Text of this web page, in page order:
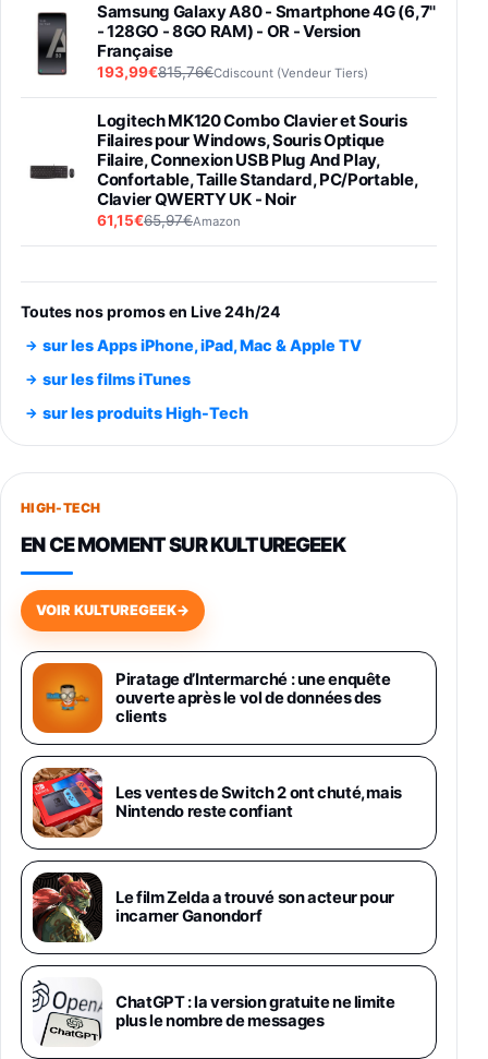
Samsung Galaxy A80 - Smartphone 4G (6,7''
- 128GO - 8GO RAM) - OR - Version
Française
193,99€815,76€Cdiscount (Vendeur Tiers)
Logitech MK120 Combo Clavier et Souris
Filaires pour Windows, Souris Optique
Filaire, Connexion USB Plug And Play,
Confortable, Taille Standard, PC/Portable,
Clavier QWERTY UK - Noir
61,15€65,97€Amazon
entraénement direct 3 vitesses (33-45-78
trs/min) avec pre-ampli intégré et port USB
Smartphone SAMSUNG Galaxy S26 Ultra
891,99€1199€Fnac (Vendeur Tiers)
Smartphone SAMSUNG Galaxy S26+ Violet
749,99€
648,63€834,71€
Samsung Galaxy Miracle Ultra, Smartphone
Android 5G avec Galaxy AI, 512 Go,
Chargeur Secteur Rapide 25W Inclus,
Smartphone déverrouillé, Noir, Version FR
1019€
Galaxy S26 Ultra 512 Go Bleu
1019€1399€ Fnac (Vendeur Tiers)
Galaxy S26 Ultra 256 Go Violet
892€1199€Fnac (Vendeur Tiers)
Philips SHK2000BL - Casque Enfant - Bleu &
Répartiteur Audio 5 Casques, Blanc
24,94€29,96€Fnac (Vendeur Tiers)
Toutes nos promos en Live 24h/24
sur les Apps iPhone, iPad, Mac & Apple TV
sur les films iTunes
sur les produits High-Tech
HIGH-TECH
EN CE MOMENT SUR KULTUREGEEK
VOIR KULTUREGEEK→
Piratage d’Intermarché : une enquête
ouverte après le vol de données des
clients
Les ventes de Switch 2 ont chuté, mais
Nintendo reste confiant
Le film Zelda a trouvé son acteur pour
incarner Ganondorf
ChatGPT : la version gratuite ne limite
plus le nombre de messages